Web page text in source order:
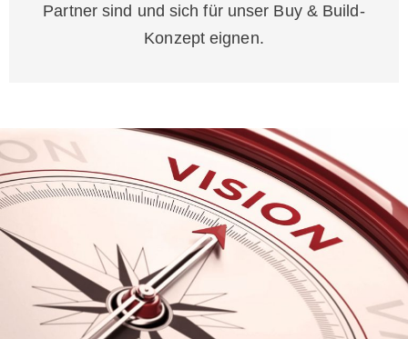
Partner sind und sich für unser Buy & Build-
Konzept eignen.